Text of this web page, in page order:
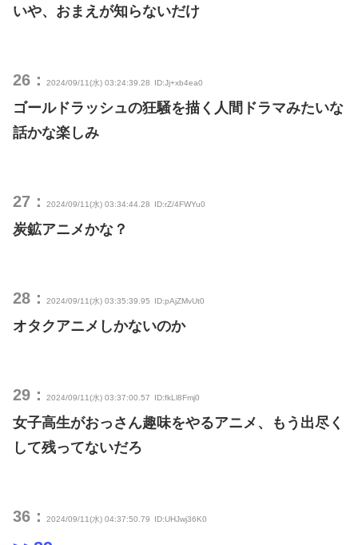
いや、おまえが知らないだけ
26： 2024/09/11(水) 03:24:39.28 ID:Jj+xb4ea0
ゴールドラッシュの狂騒を描く人間ドラマみたいな
話かな楽しみ
27： 2024/09/11(水) 03:34:44.28 ID:rZ/4FWYu0
炭鉱アニメかな？
28： 2024/09/11(水) 03:35:39.95 ID:pAjZMvUt0
オタクアニメしかないのか
29： 2024/09/11(水) 03:37:00.57 ID:fkLl8Fmj0
女子高生がおっさん趣味をやるアニメ、もう出尽く
して残ってないだろ
36： 2024/09/11(水) 04:37:50.79 ID:UHJwj36K0